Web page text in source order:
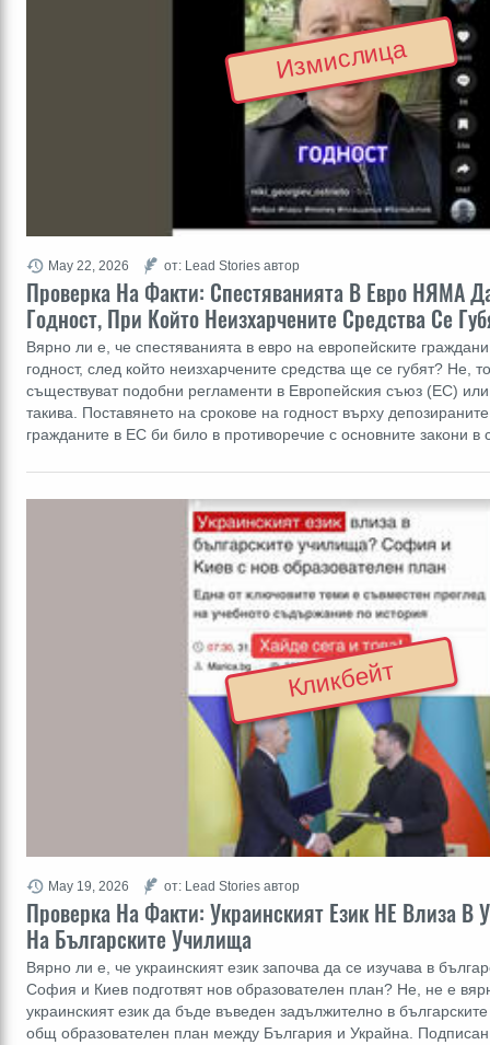
Проверка На Факти: Спестяванията В Евро НЯМА
Годност, При Който Неизхарчените Средства Се
Вярно ли е, че спестяванията в евро на европейските
годност, след който неизхарчените средства ще се губят? Не,
съществуват подобни регламенти в Европейския съюз (ЕС)
такива. Поставянето на срокове на годност върху
гражданите в ЕС би било в противоречие с основните закони
May 22, 2026 от: Lead Stories автор
Измислица
Проверка На Факти: Украинският Език НЕ Влиза В
На Българските Училища
Вярно ли е, че украинският език започва да се изучава в
София и Киев подготвят нов образователен план? Не, не е
украинският език да бъде въведен задължително в
общ образователен план между България и Украйна. Подписан
May 19, 2026 от: Lead Stories автор
Кликбейт